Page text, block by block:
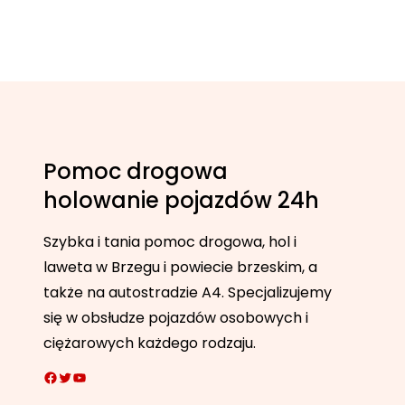
Pomoc drogowa
holowanie pojazdów 24h
Szybka i tania pomoc drogowa, hol i
laweta w Brzegu i powiecie brzeskim, a
także na autostradzie A4. Specjalizujemy
się w obsłudze pojazdów osobowych i
ciężarowych każdego rodzaju.
Facebook Twitter YouTube